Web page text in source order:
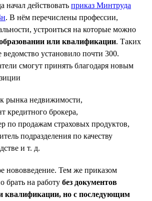
начал действовать приказ Минтруда
. В нём перечислены профессии,
устроиться на которые можно
или квалификации. Таких
ведомство установило почти 300.
смогут принять благодаря новым
рынка недвижимости,
кредитного брокера,
по продажам страховых продуктов,
подразделения по качеству
и т. д.
нововведение. Тем же приказом
брать на работу без документов
квалификации, но с последующим